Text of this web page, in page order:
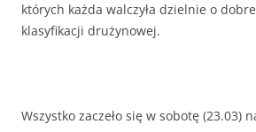
których każda walczyła dzielnie o
klasyfikacji drużynowej.
Wszystko zaczeło się w sobotę (23.03)